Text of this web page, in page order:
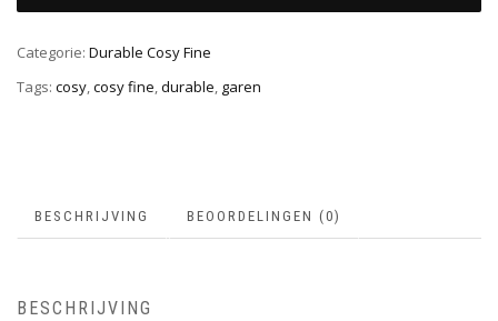
Categorie: Durable Cosy Fine
Tags: cosy,cosy fine,durable, garen
BESCHRIJVING BEOORDELINGEN (0)
BESCHRIJVING